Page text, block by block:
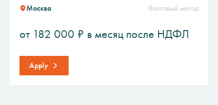
Москва Вахтовый метод
от 182 000 ₽ в месяц после НДФЛ
Apply